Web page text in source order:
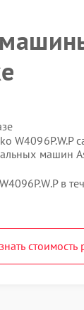
W4096P.W.P
машин
в
стоимость